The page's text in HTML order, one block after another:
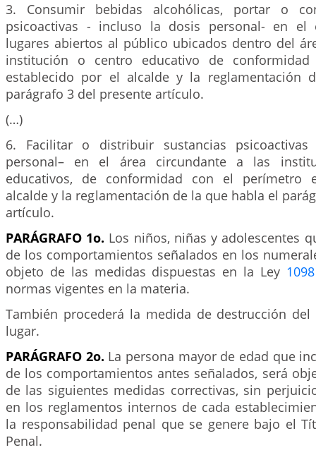
3. Consumir bebidas alcohólicas, portar o
psicoactivas - incluso la dosis personal- en el
lugares abiertos al público ubicados dentro del
institución o centro educativo de
establecido por el alcalde y la reglamentación
parágrafo 3 del presente artículo.
(…)
6. Facilitar o distribuir sustancias
personal– en el área circundante a las
educativos, de conformidad con el perímetro
alcalde y la reglamentación de la que habla el
artículo.
PARÁGRAFO 1o. Los niños, niñas y adolescentes
de los comportamientos señalados en los
objeto de las medidas dispuestas en la Ley 1098
normas vigentes en la materia.
También procederá la medida de destrucción del
lugar.
PARÁGRAFO 2o. La persona mayor de edad que
de los comportamientos antes señalados, será
de las siguientes medidas correctivas, sin
en los reglamentos internos de cada
la responsabilidad penal que se genere bajo el
Penal.